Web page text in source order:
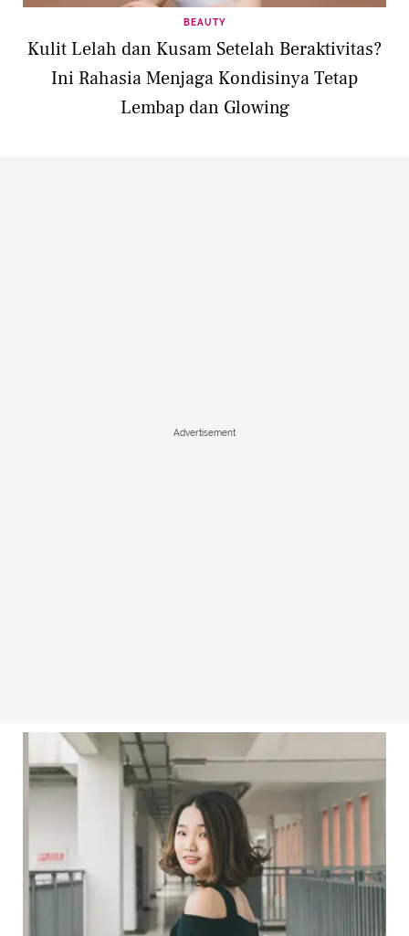
BEAUTY
Kulit Lelah dan Kusam Setelah Beraktivitas?
Ini Rahasia Menjaga Kondisinya Tetap
Lembap dan Glowing
Advertisement